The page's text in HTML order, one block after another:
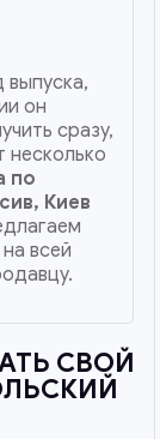
выпуска,
он
сразу,
несколько
по
Киев
на всей
СВОЙ